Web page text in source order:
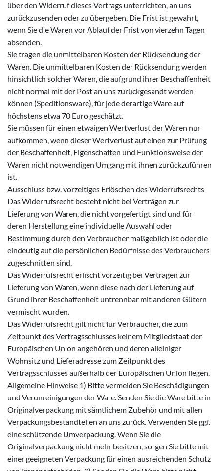
über den Widerruf dieses Vertrags unterrichten, an uns
zurückzusenden oder zu übergeben. Die Frist ist gewahrt,
wenn Sie die Waren vor Ablauf der Frist von vierzehn Tagen
absenden.
Sie tragen die unmittelbaren Kosten der Rücksendung der
Waren. Die unmittelbaren Kosten der Rücksendung werden
hinsichtlich solcher Waren, die aufgrund ihrer Beschaffenheit
nicht normal mit der Post an uns zurückgesandt werden
können (Speditionsware), für jede derartige Ware auf
höchstens etwa 70 Euro geschätzt.
Sie müssen für einen etwaigen Wertverlust der Waren nur
aufkommen, wenn dieser Wertverlust auf einen zur Prüfung
der Beschaffenheit, Eigenschaften und Funktionsweise der
Waren nicht notwendigen Umgang mit ihnen zurückzuführen
ist.
Ausschluss bzw. vorzeitiges Erlöschen des Widerrufsrechts
Das Widerrufsrecht besteht nicht bei Verträgen zur
Lieferung von Waren, die nicht vorgefertigt sind und für
deren Herstellung eine individuelle Auswahl oder
Bestimmung durch den Verbraucher maßgeblich ist oder die
eindeutig auf die persönlichen Bedürfnisse des Verbrauchers
zugeschnitten sind.
Das Widerrufsrecht erlischt vorzeitig bei Verträgen zur
Lieferung von Waren, wenn diese nach der Lieferung auf
Grund ihrer Beschaffenheit untrennbar mit anderen Gütern
vermischt wurden.
Das Widerrufsrecht gilt nicht für Verbraucher, die zum
Zeitpunkt des Vertragsschlusses keinem Mitgliedstaat der
Europäischen Union angehören und deren alleiniger
Wohnsitz und Lieferadresse zum Zeitpunkt des
Vertragsschlusses außerhalb der Europäischen Union liegen.
Allgemeine Hinweise 1) Bitte vermeiden Sie Beschädigungen
und Verunreinigungen der Ware. Senden Sie die Ware bitte in
Originalverpackung mit sämtlichem Zubehör und mit allen
Verpackungsbestandteilen an uns zurück. Verwenden Sie ggf.
eine schützende Umverpackung. Wenn Sie die
Originalverpackung nicht mehr besitzen, sorgen Sie bitte mit
einer geeigneten Verpackung für einen ausreichenden Schutz